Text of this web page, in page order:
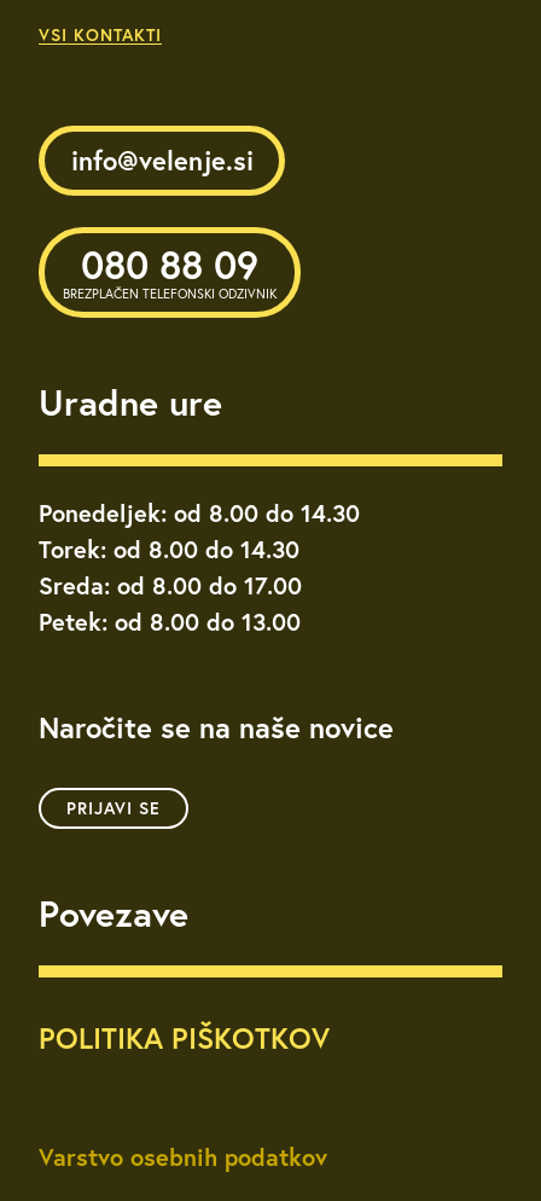
VSI KONTAKTI
info@velenje.si
080 88 09
BREZPLAČEN TELEFONSKI ODZIVNIK
Uradne ure
Ponedeljek: od 8.00 do 14.30
Torek: od 8.00 do 14.30
Sreda: od 8.00 do 17.00
Petek: od 8.00 do 13.00
Naročite se na naše novice
PRIJAVI SE
Povezave
POLITIKA PIŠKOTKOV
Varstvo osebnih podatkov